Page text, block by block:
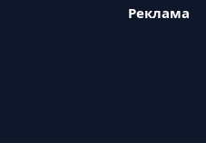
Реклама